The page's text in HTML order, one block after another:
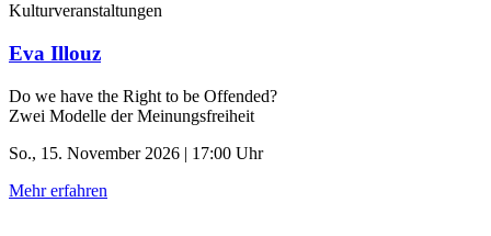
Kulturveranstaltungen
Eva Illouz
Do we have the Right to be Offended?
Zwei Modelle der Meinungsfreiheit
So., 15. November 2026 | 17:00 Uhr
Mehr erfahren